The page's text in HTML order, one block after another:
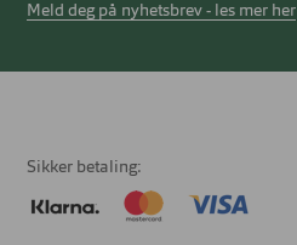
Meld deg på nyhetsbrev - les mer her
Sikker betaling